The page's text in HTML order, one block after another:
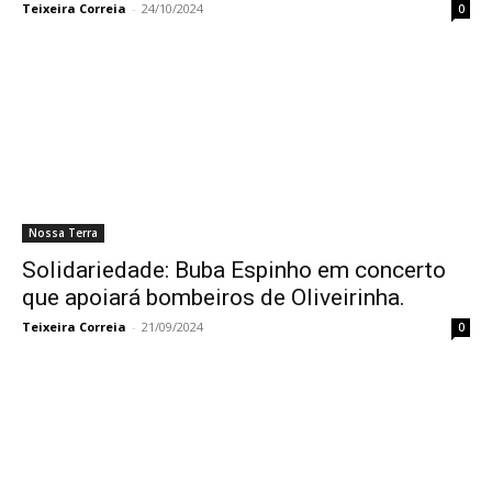
Teixeira Correia - 24/10/2024 0
Nossa Terra
Solidariedade: Buba Espinho em concerto
que apoiará bombeiros de Oliveirinha.
Teixeira Correia - 21/09/2024 0